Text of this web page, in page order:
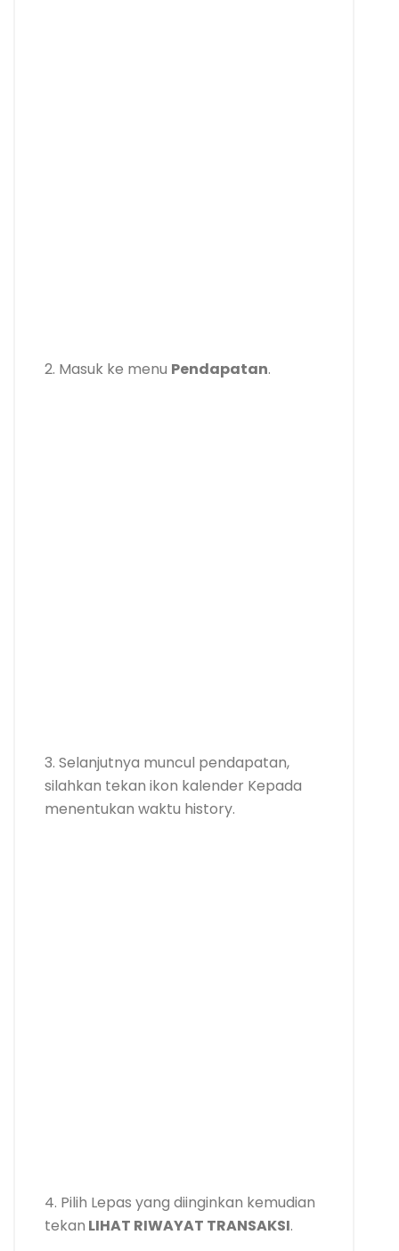
2. Masuk ke menu Pendapatan.
3. Selanjutnya muncul pendapatan,
silahkan tekan ikon kalender Kepada
menentukan waktu history.
4. Pilih Lepas yang diinginkan kemudian
tekan LIHAT RIWAYAT TRANSAKSI.